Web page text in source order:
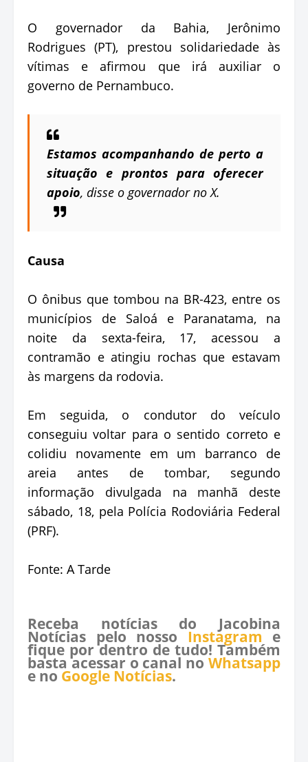
O governador da Bahia, Jerônimo
Rodrigues (PT), prestou solidariedade às
vítimas e afirmou que irá auxiliar o
governo de Pernambuco.
Estamos acompanhando de perto a
situação e prontos para oferecer
apoio, disse o governador no X.
Causa
O ônibus que tombou na BR-423, entre os
municípios de Saloá e Paranatama, na
noite da sexta-feira, 17, acessou a
contramão e atingiu rochas que estavam
às margens da rodovia.
Em seguida, o condutor do veículo
conseguiu voltar para o sentido correto e
colidiu novamente em um barranco de
areia antes de tombar, segundo
informação divulgada na manhã deste
sábado, 18, pela Polícia Rodoviária Federal
(PRF).
Fonte: A Tarde
Receba notícias do Jacobina
Notícias pelo nosso Instagram e
fique por dentro de tudo! Também
basta acessar o canal no Whatsapp
e no Google Notícias.